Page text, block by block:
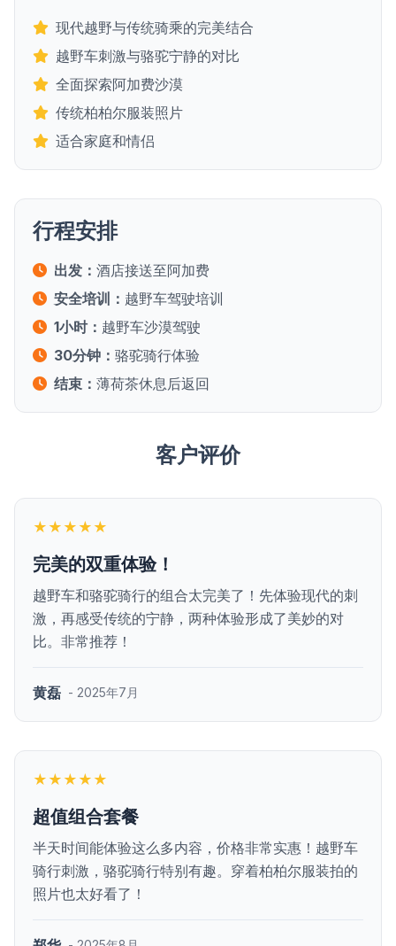
现代越野与传统骑乘的完美结合
越野车刺激与骆驼宁静的对比
全面探索阿加费沙漠
传统柏柏尔服装照片
适合家庭和情侣
行程安排
出发： 酒店接送至阿加费
安全培训： 越野车驾驶培训
1小时： 越野车沙漠驾驶
30分钟： 骆驼骑行体验
结束： 薄荷茶休息后返回
客户评价
★★★★★
完美的双重体验！
越野车和骆驼骑行的组合太完美了！先体验现代的刺
激，再感受传统的宁静，两种体验形成了美妙的对
比。非常推荐！
黄磊 - 2025年7月
★★★★★
超值组合套餐
半天时间能体验这么多内容，价格非常实惠！越野车
骑行刺激，骆驼骑行特别有趣。穿着柏柏尔服装拍的
照片也太好看了！